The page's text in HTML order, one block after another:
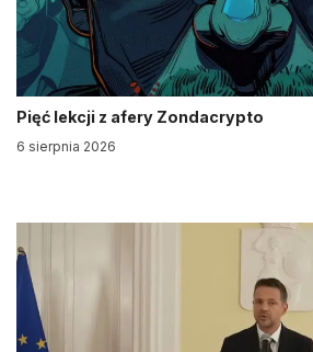
Pięć lekcji z afery Zondacrypto
6 sierpnia 2026